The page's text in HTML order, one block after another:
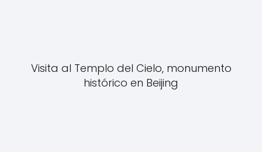
Visita al Templo del Cielo, monumento
histórico en Beijing